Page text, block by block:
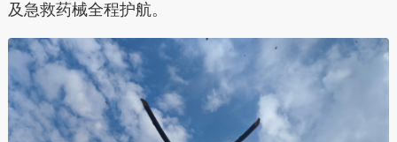
及急救药械全程护航。